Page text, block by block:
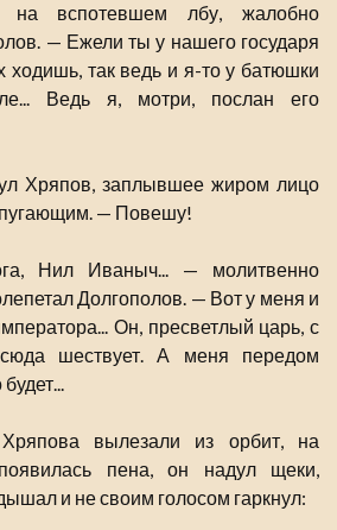
на вспотевшем лбу, жалобно
— Ежели ты у нашего государя
ходишь, так ведь и я-то у батюшки
Ведь я, мотри, послан его
Хряпов, заплывшее жиром лицо
пугающим. — Повешу!
Нил Иваныч... — молитвенно
Долгополов. — Вот у меня и
Он, пресветлый царь, с
шествует. А меня передом
вылезали из орбит, на
пена, он надул щеки,
и не своим голосом гаркнул: